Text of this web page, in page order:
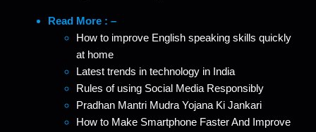
Read More : –
How to improve English speaking skills quickly
at home
Latest trends in technology in India
Rules of using Social Media Responsibly
Pradhan Mantri Mudra Yojana Ki Jankari
How to Make Smartphone Faster And Improve